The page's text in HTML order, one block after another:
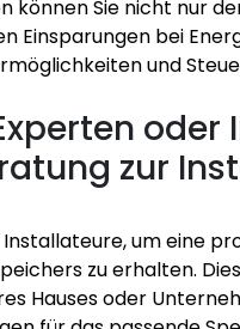
können Sie nicht nur
Einsparungen bei
und
zur
um eine
zu erhalten.
Hauses oder